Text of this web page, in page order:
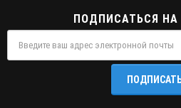
ПОДПИСАТЬСЯ НА